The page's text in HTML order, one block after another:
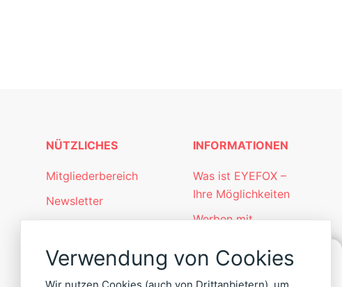
KONTAKT
NÜTZLICHES
Mitgliederbereich
Newsletter
INFORMATIONEN
Was ist EYEFOX –
Ihre Möglichkeiten
Werben mit
Kontakt
Verwendung von Cookies